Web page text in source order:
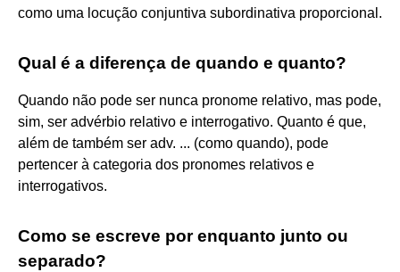
como uma locução conjuntiva subordinativa proporcional.
Qual é a diferença de quando e quanto?
Quando não pode ser nunca pronome relativo, mas pode,
sim, ser advérbio relativo e interrogativo. Quanto é que,
além de também ser adv. ... (como quando), pode
pertencer à categoria dos pronomes relativos e
interrogativos.
Como se escreve por enquanto junto ou
separado?